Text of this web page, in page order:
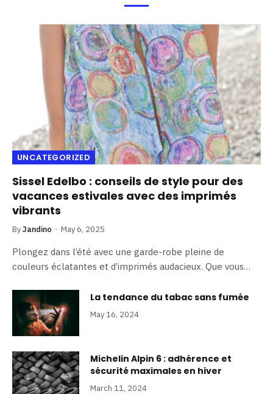
UNCATEGORIZED
Sissel Edelbo : conseils de style pour des
vacances estivales avec des imprimés
vibrants
ByJandino May 6, 2025
Plongez dans l’été avec une garde-robe pleine de
couleurs éclatantes et d’imprimés audacieux. Que vous…
La tendance du tabac sans fumée
May 16, 2024
Michelin Alpin 6 : adhérence et
sécurité maximales en hiver
March 11, 2024